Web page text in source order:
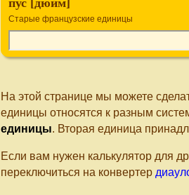
пус [дюйм]
Старые французские единицы
На этой странице мы можете
единицы относятся к разным
единицы. Вторая единица
Если вам нужен калькулятор для
переключиться на конвертер